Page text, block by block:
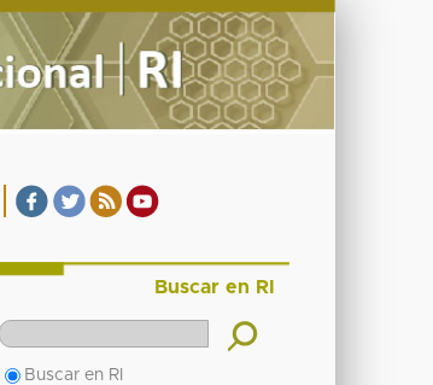
Buscar en RI
Buscar en RI